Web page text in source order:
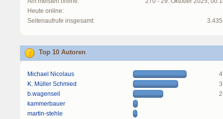
Heute online:
Seitenaufrufe insgesamt:
Top 10 Autoren
Michael Nicolaus
K. Müller Schmied
b.wagenseil
kammerbauer
martin-stehle